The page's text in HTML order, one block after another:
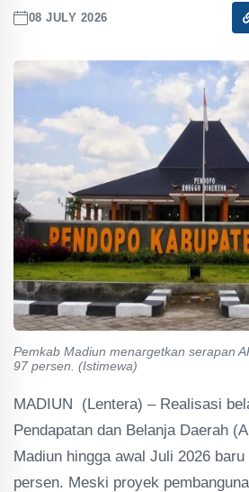
08 JULY 2026
Pemkab Madiun menargetkan serapan
97 persen. (Istimewa)
MADIUN (Lentera) – Realisasi
Pendapatan dan Belanja Daerah
Madiun hingga awal Juli 2026
persen. Meski proyek